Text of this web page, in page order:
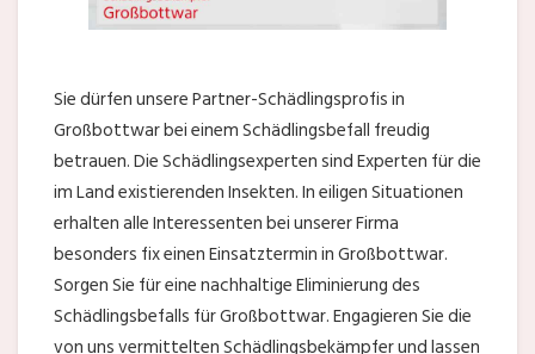
Sie dürfen unsere Partner-Schädlingsprofis in
Großbottwar bei einem Schädlingsbefall freudig
betrauen. Die Schädlingsexperten sind Experten für die
im Land existierenden Insekten. In eiligen Situationen
erhalten alle Interessenten bei unserer Firma
besonders fix einen Einsatztermin in Großbottwar.
Sorgen Sie für eine nachhaltige Eliminierung des
Schädlingsbefalls für Großbottwar. Engagieren Sie die
von uns vermittelten Schädlingsbekämpfer und lassen